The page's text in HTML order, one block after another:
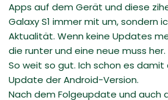
Apps auf dem Gerät und diese
Galaxy S1 immer mit um, sondern
Aktualität. Wenn keine Updates
die runter und eine neue muss her.
So weit so gut. Ich schon es
Update der Android-Version.
Nach dem Folgeupdate und auch